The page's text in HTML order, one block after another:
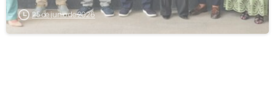
25 de junio de 2026